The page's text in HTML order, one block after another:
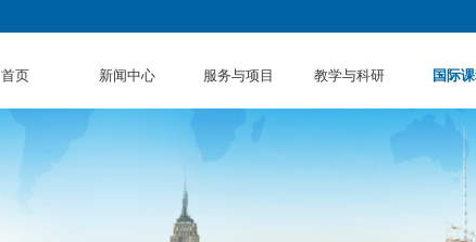
首页 新闻中心 服务与项目 教学与科研 国际